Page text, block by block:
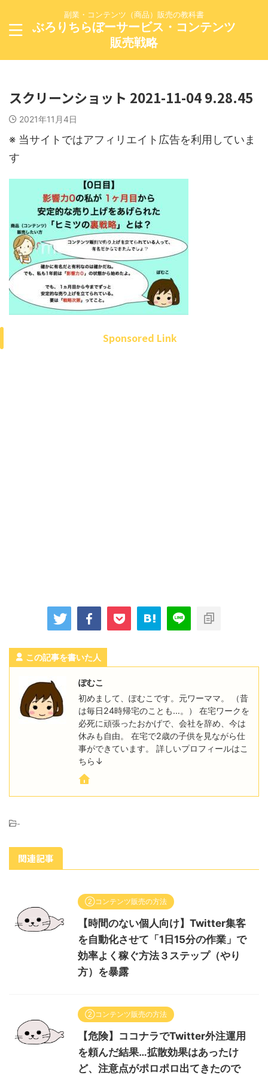
副業・コンテンツ（商品）販売の教科書
ぶろりちらぼーサービス・コンテンツ
販売戦略
スクリーンショット 2021-11-04 9.28.45
2021年11月4日
※ 当サイトではアフィリエイト広告を利用していま
す
Sponsored Link
この記事を書いた人
ぽむこ
初めまして、ぽむこです。元ワーママ。 （昔
は毎日24時帰宅のことも…。） 在宅ワークを
必死に頑張ったおかげで、会社を辞め、今は
休みも自由。 在宅で2歳の子供を見ながら仕
事ができています。 詳しいプロフィールはこ
ちら↓
-
関連記事
②コンテンツ販売の方法
【時間のない個人向け】Twitter集客
を自動化させて「1日15分の作業」で
効率よく稼ぐ方法３ステップ（やり
方）を暴露
②コンテンツ販売の方法
【危険】ココナラでTwitter外注運用
を頼んだ結果…拡散効果はあったけ
ど、注意点がポロポロ出てきたので